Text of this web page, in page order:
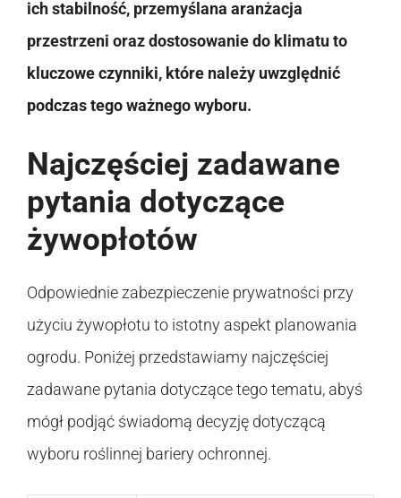
ich stabilność, przemyślana aranżacja
przestrzeni oraz dostosowanie do klimatu to
kluczowe czynniki, które należy uwzględnić
podczas tego ważnego wyboru.
Najczęściej zadawane
pytania dotyczące
żywopłotów
Odpowiednie zabezpieczenie prywatności przy
użyciu żywopłotu to istotny aspekt planowania
ogrodu. Poniżej przedstawiamy najczęściej
zadawane pytania dotyczące tego tematu, abyś
mógł podjąć świadomą decyzję dotyczącą
wyboru roślinnej bariery ochronnej.